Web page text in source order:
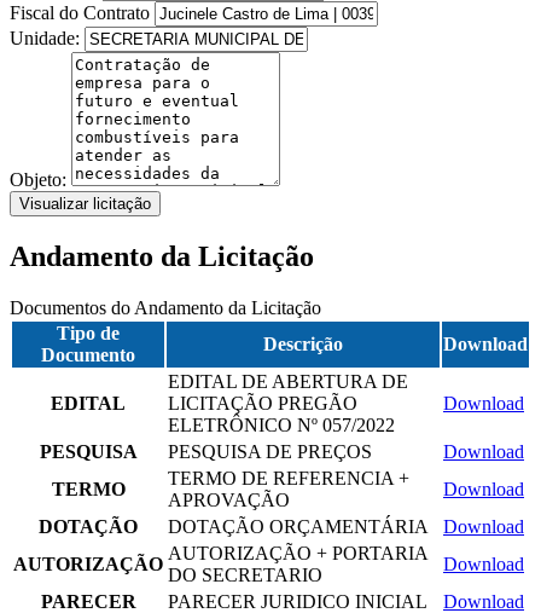
Fiscal do Contrato
Unidade:
Objeto:
Visualizar licitação
Andamento da Licitação
Documentos do Andamento da Licitação
Tipo de
Documento
Descrição Download
EDITAL
EDITAL DE ABERTURA DE
LICITAÇÃO PREGÃO
ELETRÔNICO Nº 057/2022
Download
PESQUISA PESQUISA DE PREÇOS
Download
TERMO
TERMO DE REFERENCIA +
APROVAÇÃO
Download
DOTAÇÃO
DOTAÇÃO ORÇAMENTÁRIA
Download
AUTORIZAÇÃO
AUTORIZAÇÃO + PORTARIA
DO SECRETARIO
Download
PARECER
PARECER JURIDICO INICIAL
Download